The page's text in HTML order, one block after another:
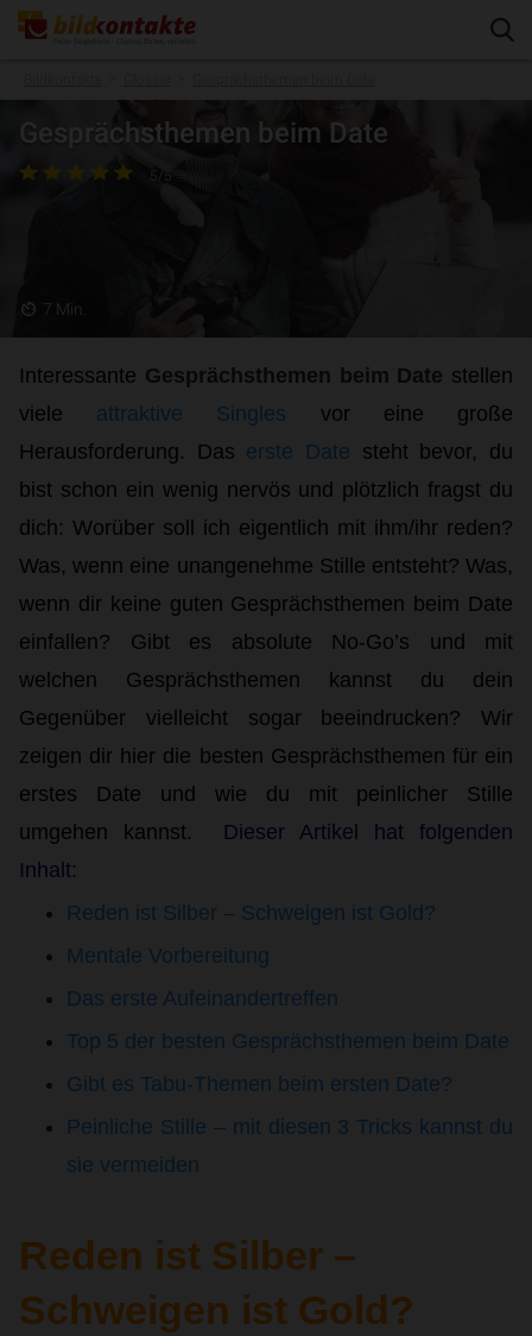
Gesprächsthemen beim Date
5/5
7 Min.
Interessante Gesprächsthemen beim Date stellen
viele attraktive Singles vor eine große
Herausforderung. Das erste Date steht bevor, du
bist schon ein wenig nervös und plötzlich fragst du
dich: Worüber soll ich eigentlich mit ihm/ihr reden?
Was, wenn eine unangenehme Stille entsteht? Was,
wenn dir keine guten Gesprächsthemen beim Date
einfallen? Gibt es absolute No-Go’s und mit
welchen Gesprächsthemen kannst du dein
Gegenüber vielleicht sogar beeindrucken? Wir
zeigen dir hier die besten Gesprächsthemen für ein
erstes Date und wie du mit peinlicher Stille
umgehen kannst. Dieser Artikel hat folgenden
Inhalt:
Reden ist Silber – Schweigen ist Gold?
Mentale Vorbereitung
Das erste Aufeinandertreffen
Top 5 der besten Gesprächsthemen beim Date
Gibt es Tabu-Themen beim ersten Date?
Peinliche Stille – mit diesen 3 Tricks kannst du
sie vermeiden
Reden ist Silber –
Schweigen ist Gold?
age
CONTINUE
check Confidential handling of your data
check Many active singles